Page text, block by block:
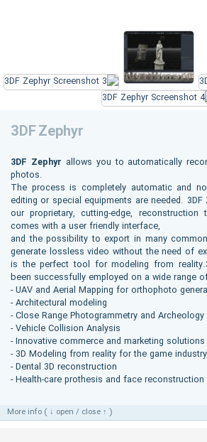
3DF Zephyr
3DF Zephyr allows you to automatically
photos.
The process is completely automatic and
editing or special equipments are needed.
our proprietary, cutting-edge, reconstruction
comes with a user friendly interface,
and the possibility to export in many
generate lossless video without the need of
is the perfect tool for modeling from
been successfully employed on a wide range
- UAV and Aerial Mapping for orthophoto
- Architectural modeling
- Close Range Photogrammetry and Archeology
- Vehicle Collision Analysis
- Innovative commerce and marketing solutions
- 3D Modeling from reality for the game industry
- Dental 3D reconstruction
- Health-care prothesis and face reconstruction
More info ( ↓ open / close ↑ )